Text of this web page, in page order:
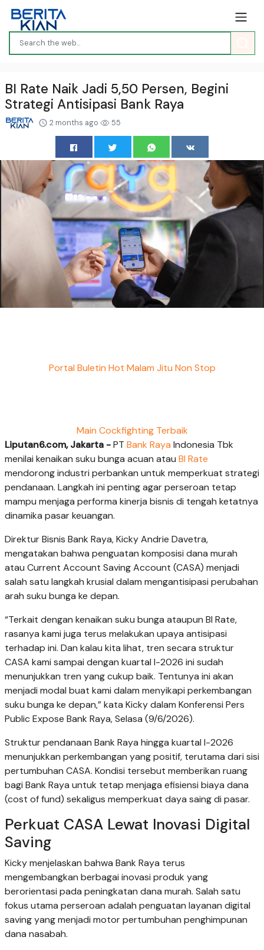
BI Rate Naik Jadi 5,50 Persen, Begini
Strategi Antisipasi Bank Raya
2 months ago 55
Portal Buletin Hot Malam Jitu Non Stop
Main Cockfighting Terbaik
Liputan6.com, Jakarta -PT Bank Raya Indonesia Tbk
menilai kenaikan suku bunga acuan atau BI Rate
mendorong industri perbankan untuk memperkuat strategi
pendanaan. Langkah ini penting agar perseroan tetap
mampu menjaga performa kinerja bisnis di tengah ketatnya
dinamika pasar keuangan.
Direktur Bisnis Bank Raya, Kicky Andrie Davetra,
mengatakan bahwa penguatan komposisi dana murah
atau Current Account Saving Account (CASA) menjadi
salah satu langkah krusial dalam mengantisipasi perubahan
arah suku bunga ke depan.
“Terkait dengan kenaikan suku bunga ataupun BI Rate,
rasanya kami juga terus melakukan upaya antisipasi
terhadap ini. Dan kalau kita lihat, tren secara struktur
CASA kami sampai dengan kuartal I-2026 ini sudah
menunjukkan tren yang cukup baik. Tentunya ini akan
menjadi modal buat kami dalam menyikapi perkembangan
suku bunga ke depan,” kata Kicky dalam Konferensi Pers
Public Expose Bank Raya, Selasa (9/6/2026).
Struktur pendanaan Bank Raya hingga kuartal I-2026
menunjukkan perkembangan yang positif, terutama dari sisi
pertumbuhan CASA. Kondisi tersebut memberikan ruang
bagi Bank Raya untuk tetap menjaga efisiensi biaya dana
(cost of fund) sekaligus memperkuat daya saing di pasar.
Perkuat CASA Lewat Inovasi Digital
Saving
Kicky menjelaskan bahwa Bank Raya terus
mengembangkan berbagai inovasi produk yang
berorientasi pada peningkatan dana murah. Salah satu
fokus utama perseroan adalah penguatan layanan digital
saving yang menjadi motor pertumbuhan penghimpunan
dana nasabah.